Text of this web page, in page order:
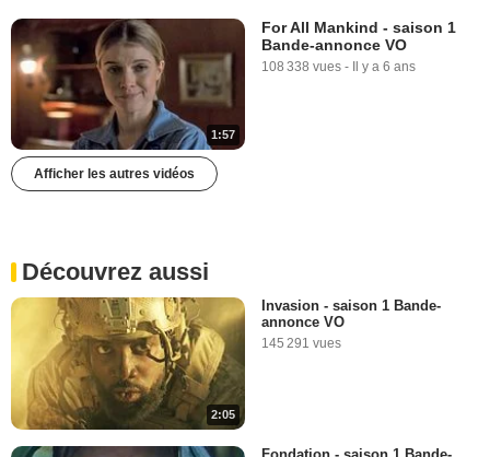
1:57
For All Mankind - saison 1
Bande-annonce VO
108 338 vues - Il y a 6 ans
Afficher les autres vidéos
Découvrez aussi
2:05
Invasion - saison 1 Bande-
annonce VO
145 291 vues